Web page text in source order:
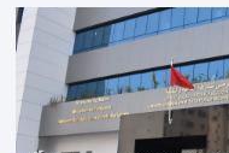
بين القيادة التنفيذية
إنفانتينو باعتباره